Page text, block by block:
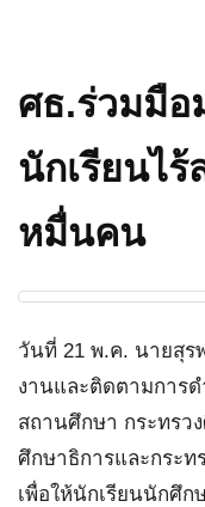
ศธ.ร่วมมื
นักเรียนไร้
หมื่นคน
วันที่ 21 พ.ค. นายสุร
งานและติดตามการ
สถานศึกษา กระทรว
ศึกษาธิการและกระ
เพื่อให้นักเรียนนักศึ